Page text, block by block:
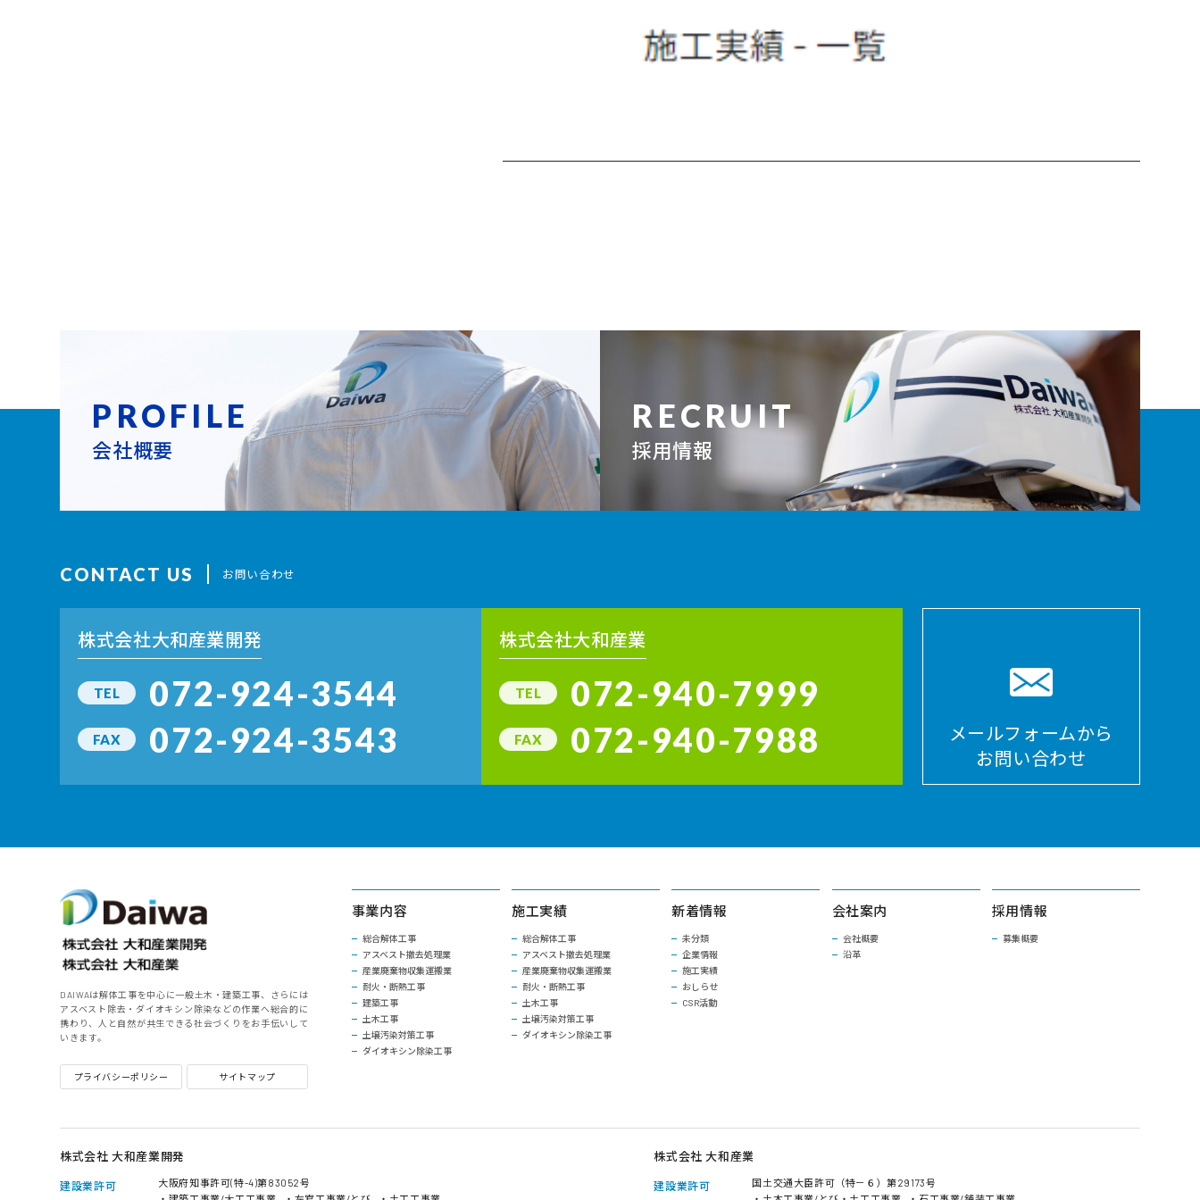
PROFILE
会社概要
RECRUIT
採用情報
CONTACT US お問い合わせ
株式会社大和産業開発
TEL 072-924-3544
FAX 072-924-3543
株式会社大和産業
TEL 072-940-7999
FAX 072-940-7988
メールフォームから
お問い合わせ
DAIWAは解体工事を中心に一般土木・建築工事、さらには
アスベスト除去・ダイオキシン除染などの作業へ総合的に
携わり、人と自然が共生できる社会づくりをお手伝いして
いきます。
プライバシーポリシー サイトマップ
事業内容
総合解体工事
アスベスト撤去処理業
産業廃棄物収集運搬業
耐火・断熱工事
建築工事
土木工事
土壌汚染対策工事
ダイオキシン除染工事
施工実績
総合解体工事
アスベスト撤去処理業
産業廃棄物収集運搬業
耐火・断熱工事
土木工事
土壌汚染対策工事
ダイオキシン除染工事
新着情報
未分類
企業情報
施工実績
おしらせ
CSR活動
会社案内
会社概要
沿革
採用情報
募集概要
株式会社 大和産業開発
建設業許可
大阪府知事許可(特-4)第83052号
株式会社 大和産業
建設業許可
国土交通大臣許可（特－６）第29173号